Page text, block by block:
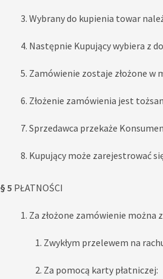
Wybrany do kupienia towar
Następnie Kupujący wybiera z
Zamówienie zostaje złożone
Złożenie zamówienia jest
Sprzedawca przekaże
Kupujący może zarejestrować
§ 5 PŁATNOŚCI
Za złożone zamówienie można
Zwykłym przelewem na
Za pomocą karty płatniczej: